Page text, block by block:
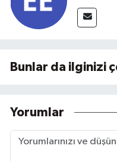
Bunlar da ilginizi
Yorumlar